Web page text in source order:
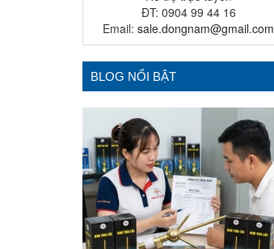
ĐT: 0904 99 44 16
Email:sale.dongnam@gmail.com
BLOG NỔI BẬT